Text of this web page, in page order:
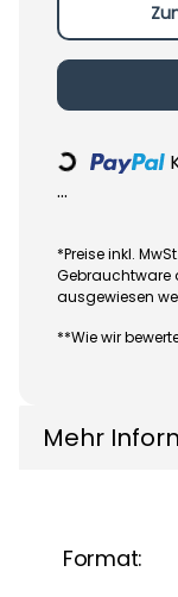
Loading...
...
*Preise inkl.
Gebrauchtware
ausgewiesen
**Wie wir
Mehr
Format: